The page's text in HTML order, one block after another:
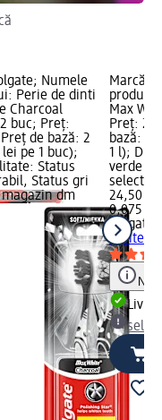
Numele
Perie de dinti
Charcoal
buc; Preț:
de bază: 2
pe 1 buc);
Status
Status gri
dm
Marcă:
Max
Preț:
bază:
1 l);
verde
24,50 lei
0,075 l
Colgate
White
Notă